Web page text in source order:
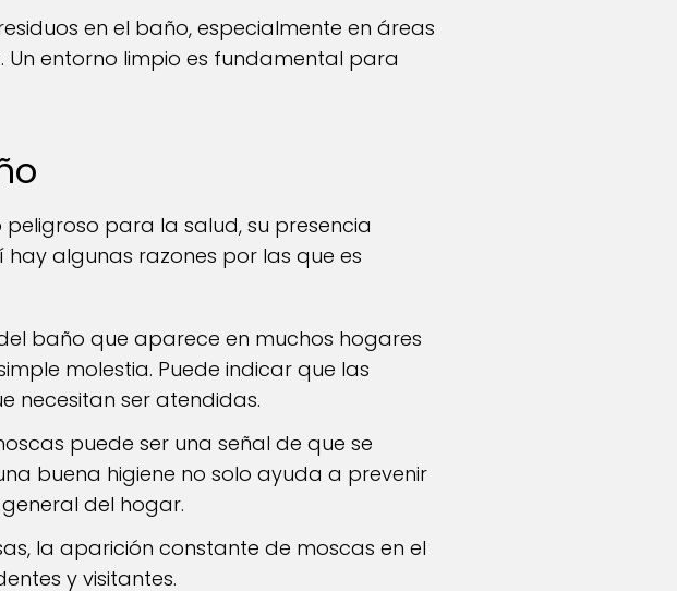
en el baño, especialmente en áreas
entorno limpio es fundamental para
para la salud, su presencia
algunas razones por las que es
baño que aparece en muchos hogares
molestia. Puede indicar que las
necesitan ser atendidas.
puede ser una señal de que se
buena higiene no solo ayuda a prevenir
del hogar.
la aparición constante de moscas en el
y visitantes.